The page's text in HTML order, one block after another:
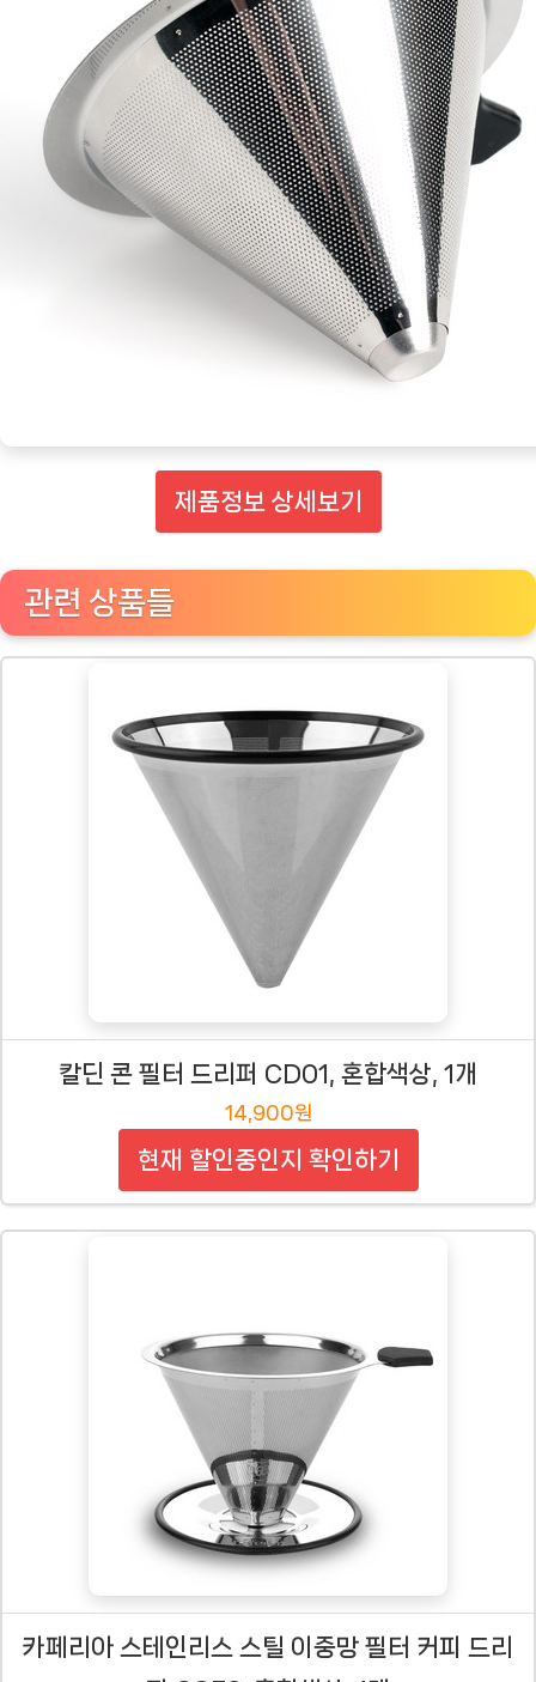
제품정보 상세보기
관련 상품들
칼딘 콘 필터 드리퍼 CD01, 혼합색상, 1개
14,900원
현재 할인중인지 확인하기
카페리아 스테인리스 스틸 이중망 필터 커피 드리